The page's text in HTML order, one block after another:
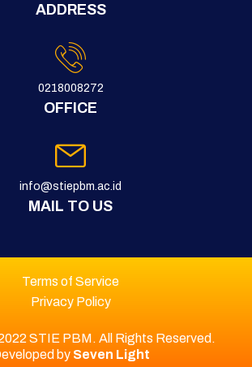
ADDRESS
0218008272
OFFICE
info@stiepbm.ac.id
MAIL TO US
Terms of Service
Privacy Policy
STIE PBM. All Rights Reserved.
by Seven Light